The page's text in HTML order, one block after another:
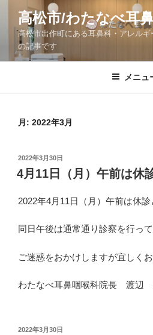
ツ
高松市/わたなべ耳
高松市出作町にある耳鼻科・アレル
の記事です
メニュ
月: 2022年3月
投
稿
日:
2022年3月30日
4月11日（月）午前は休
2022年4月11日（月）午前は休診
同日午後は通常通り診察を行って
ご迷惑をおかけしますが宜しく
わたなべ耳鼻咽喉科院長 渡辺
投
2022年3月30日